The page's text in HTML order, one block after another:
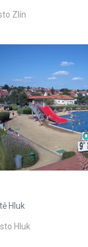
Zlín
Hluk
Hluk